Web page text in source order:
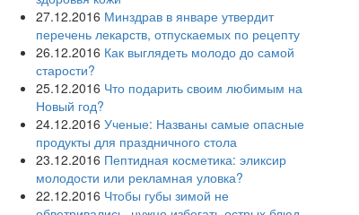
27.12.2016 Минздрав в январе утвердит
перечень лекарств, отпускаемых по рецепту
26.12.2016 Как выглядеть молодо до самой
старости?
25.12.2016 Что подарить своим любимым на
Новый год?
24.12.2016 Ученые: Названы самые опасные
продукты для праздничного стола
23.12.2016 Пептидная косметика: эликсир
молодости или рекламная уловка?
22.12.2016 Чтобы губы зимой не